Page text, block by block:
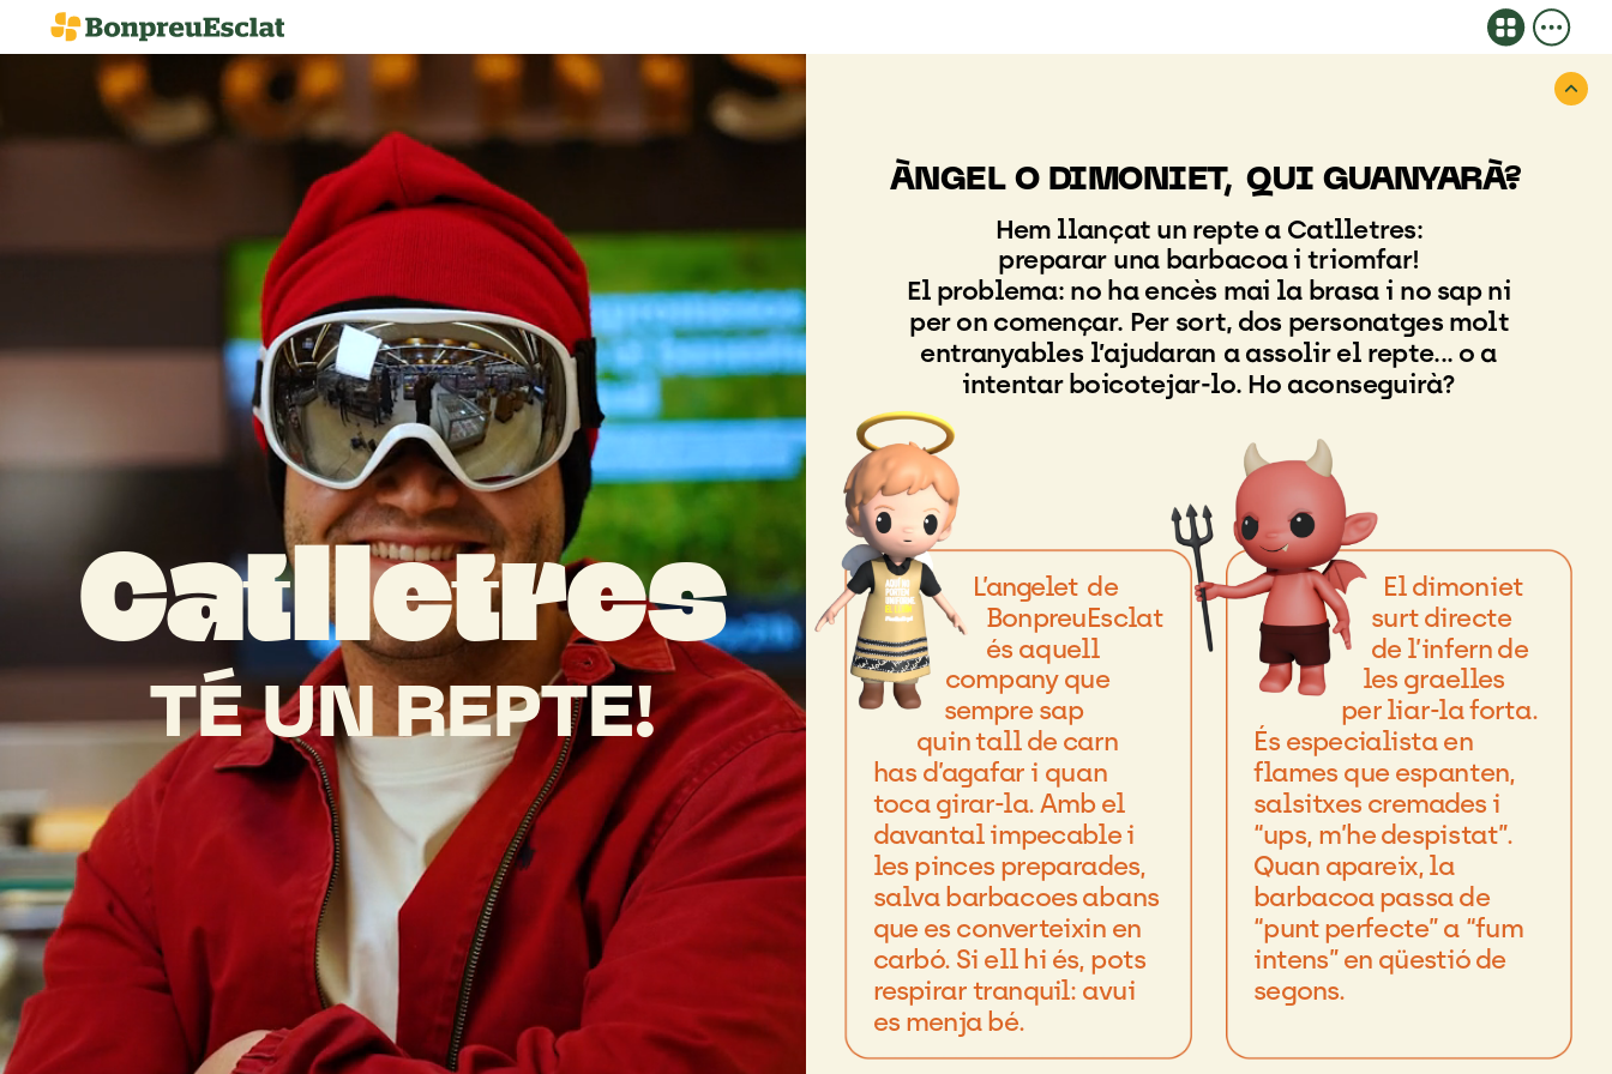
Catlletres
TÉ UN REPTE!
ÀNGEL O DIMONIET, QUI GUANYARÀ?
Hem llançat un repte a Catlletres:
preparar una barbacoa i triomfar!
El problema: no ha encès mai la brasa i no sap ni
per on començar. Per sort, dos personatges molt
entranyables l’ajudaran a assolir el repte... o a
intentar boicotejar-lo. Ho aconseguirà?
L’angelet de
BonpreuEsclat
és aquell
company que
sempre sap
quintall de carn
has d’agafar i quan
toca girar-la.Amb el
davantal impecable i
les pinces preparades,
salva barbacoesabans
que es converteixin en
carbó. Si ell hi és, pots
respirar tranquil: avui
es menja bé.
El dimoniet
surt directe
de l’infern de
les graelles
per liar-laforta.
És especialista en
flames que espanten,
salsitxes cremades i
“ups, m’hedespistat”.
Quan apareix, la
barbacoa passa de
“punt perfecte” a “fum
intens” en qüestió de
segons.
ÀNGEL O DIMONIET, QUI GUANYARÀ?
PROHIBIDES
SE’NS
NOTA
BO